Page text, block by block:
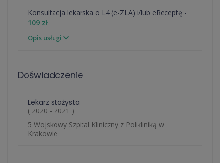
Konsultacja lekarska o L4 (e-ZLA) i/lub eReceptę -
109 zł
Opis usługi
Doświadczenie
Lekarz stażysta
( 2020 - 2021 )
5 Wojskowy Szpital Kliniczny z Polikliniką w
Krakowie